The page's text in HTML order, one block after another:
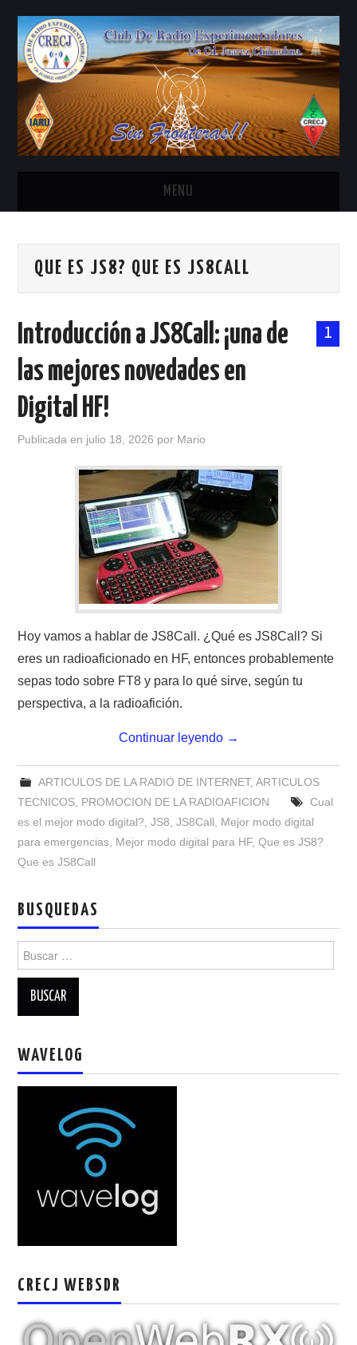
MENU
ANTENAS Y ACCESORIOS
CONTACTO
HISTORIA DE LA RADIO
IMÁGENES CRECJ
LA PULGA MERCANTE
LITERATURA DE LA RADIO
MIEMBROS ORIGINALES
MODOS DIGITALES
MORSE CW APRENDE Y MAS
PLAN DE BANDAS DE
RADIOAFICIONADOS EN MEXICO
PROPAGACIÓN
SALÓN DE LA FAMA DEL CRECJ
SOLICITUD DE INGRESO
SOTA Y POTA
W5WIN
WAVELOG
AUTENTIFICACIÓN DE MIEMBROS DEL
CRECJ
MUMLA APP ( MUY FÁCIL )
QUE ES JS8? QUE ES JS8CALL
1
Introducción a JS8Call: ¡una de
las mejores novedades en
Digital HF!
Publicada en julio 18, 2026 por Mario
Hoy vamos a hablar de JS8Call. ¿Qué es JS8Call? Si
eres un radioaficionado en HF, entonces probablemente
sepas todo sobre FT8 y para lo qué sirve, según tu
perspectiva, a la radioafición.
Continuar leyendo →
ARTICULOS DE LA RADIO DE INTERNET, ARTICULOS
TECNICOS, PROMOCION DE LA RADIOAFICION
Cual
es el mejor modo digital?,JS8,JS8Call, Mejor modo digital
para emergencias, Mejor modo digital para HF,Que es JS8?
Que es JS8Call
BUSQUEDAS
Buscar:
WAVELOG
CRECJ WEBSDR